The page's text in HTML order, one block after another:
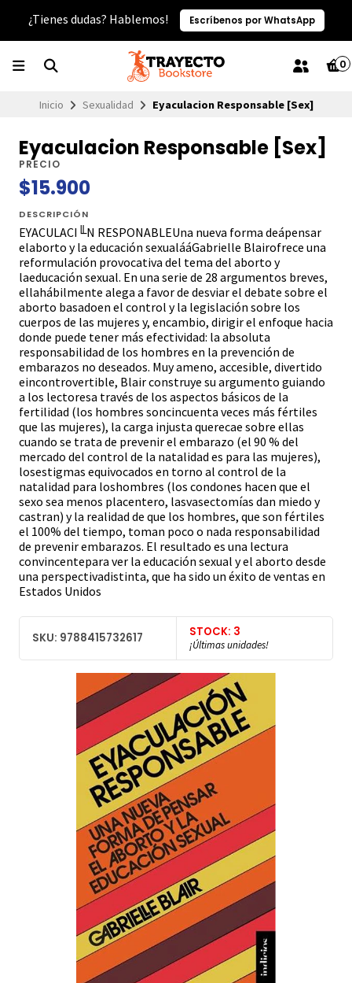
¿Tienes dudas? Hablemos! Escríbenos por WhatsApp
0
Inicio Sexualidad Eyaculacion Responsable [Sex]
Eyaculacion Responsable [Sex]
PRECIO
$15.900
DESCRIPCIÓN
EYACULACI╙N RESPONABLEUna nueva forma deápensar
elaborto y la educación sexualááGabrielle Blairofrece una
reformulación provocativa del tema del aborto y
laeducación sexual. En una serie de 28 argumentos breves,
ellahábilmente alega a favor de desviar el debate sobre el
aborto basadoen el control y la legislación sobre los
cuerpos de las mujeres y, encambio, dirigir el enfoque hacia
donde puede tener más efectividad: la absoluta
responsabilidad de los hombres en la prevención de
embarazos no deseados. Muy ameno, accesible, divertido
eincontrovertible, Blair construye su argumento guiando
a los lectoresa través de los aspectos básicos de la
fertilidad (los hombres soncincuenta veces más fértiles
que las mujeres), la carga injusta querecae sobre ellas
cuando se trata de prevenir el embarazo (el 90 % del
mercado del control de la natalidad es para las mujeres),
losestigmas equivocados en torno al control de la
natalidad para loshombres (los condones hacen que el
sexo sea menos placentero, lasvasectomías dan miedo y
castran) y la realidad de que los hombres, que son fértiles
el 100% del tiempo, toman poco o nada responsabilidad
de prevenir embarazos. El resultado es una lectura
convincentepara ver la educación sexual y el aborto desde
una perspectivadistinta, que ha sido un éxito de ventas en
Estados Unidos
SKU: 9788415732617 STOCK: 3
¡Últimas unidades!